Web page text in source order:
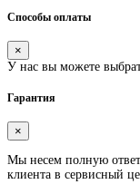
Способы оплаты
×
У нас вы можете
Гарантия
×
Мы несем полную
клиента в сервисный